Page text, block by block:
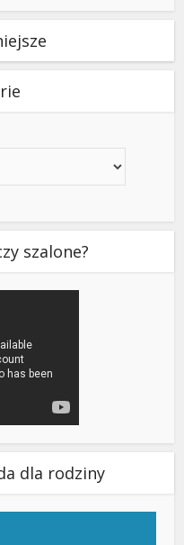
szalone?
dla rodziny